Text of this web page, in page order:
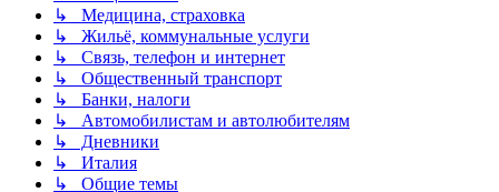
↳ Медицина, страховка
↳ Жильё, коммунальные услуги
↳ Связь, телефон и интернет
↳ Общественный транспорт
↳ Банки, налоги
↳ Автомобилистам и автолюбителям
↳ Дневники
↳ Италия
↳ Общие темы